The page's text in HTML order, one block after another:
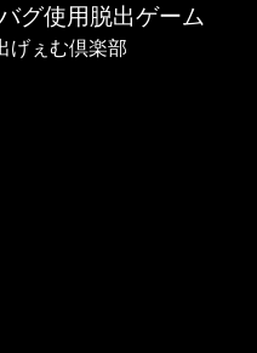
グ使用脱出ゲーム
げぇむ倶楽部